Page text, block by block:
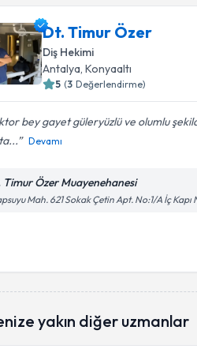
Dt. Timur Özer
Diş Hekimi
Antalya, Konyaaltı
5 (3 Değerlendirme)
bey gayet güleryüzlü ve olumlu
Devamı
Timur Özer Muayenehanesi
Mah. 621 Sokak Çetin Apt. No:1/A İç Kapı
yakın diğer uzmanlar